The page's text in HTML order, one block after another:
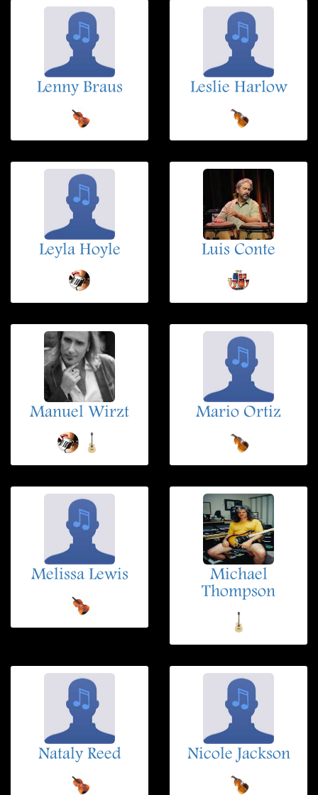
Lenny Braus Leslie Harlow
Leyla Hoyle Luis Conte
Manuel Wirzt Mario Ortiz
Melissa Lewis
Michael
Thompson
Nataly Reed Nicole Jackson